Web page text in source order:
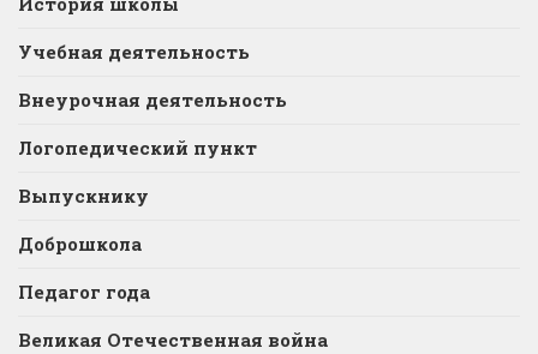
Учебная деятельность
Внеурочная деятельность
Логопедический пункт
Выпускнику
Доброшкола
Педагог года
Великая Отечественная война